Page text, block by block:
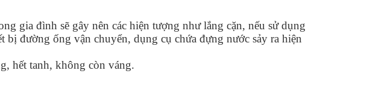
gia đình sẽ gây nên các hiện tượng như lắng cặn, nếu sử dụng
đường ống vận chuyển, dụng cụ chứa đựng nước sảy ra hiện
hết tanh, không còn váng.